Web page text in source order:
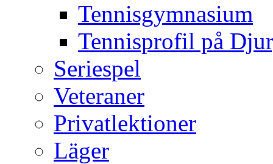
Tennisgymnasium
Tennisprofil på
Seriespel
Veteraner
Privatlektioner
Läger